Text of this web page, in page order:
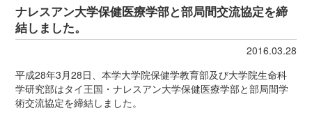
ナレスアン大学保健医療学部と部局間交流協定を締
結しました。
2016.03.28
平成28年3月28日、本学大学院保健学教育部及び大学院生命科
学研究部はタイ王国・ナレスアン大学保健医療学部と部局間学
術交流協定を締結しました。
構成
博士後期課程
分野一覧